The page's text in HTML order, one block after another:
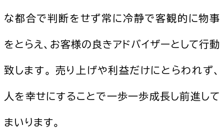
な都合で判断をせず常に冷静で客観的に物事
をとらえ、お客様の良きアドバイザーとして行動
致します。 売り上げや利益だけにとらわれず、
人を幸せにすることで一歩一歩成長し前進して
まいります。